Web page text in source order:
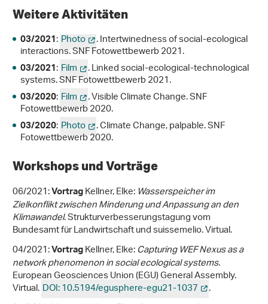
Weitere Aktivitäten
03/2021:Photo . Intertwinedness of social-ecological
interactions. SNF Fotowettbewerb 2021.
03/2021:Film . Linked social-ecological-technological
systems. SNF Fotowettbewerb 2021.
03/2020:Film . Visible Climate Change. SNF
Fotowettbewerb 2020.
03/2020:Photo . Climate Change, palpable. SNF
Fotowettbewerb 2020.
Workshops und Vorträge
06/2021:VortragKellner, Elke:Wasserspeicher im
Zielkonflikt zwischen Minderung und Anpassung an den
Klimawandel. Strukturverbesserungstagung vom
Bundesamt für Landwirtschaft und suissemelio. Virtual.
04/2021:VortragKellner, Elke:Capturing WEF Nexus as a
network phenomenon in social ecological systems.
European Geosciences Union (EGU) General Assembly.
Virtual.DOI: 10.5194/egusphere-egu21-1037
.